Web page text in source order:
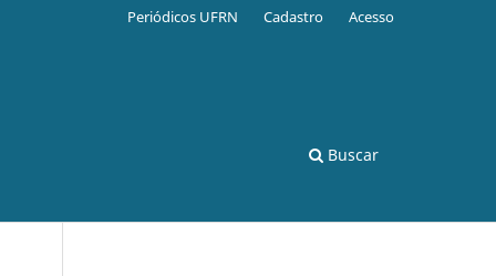
Buscar
Periódicos UFRN Cadastro Acesso